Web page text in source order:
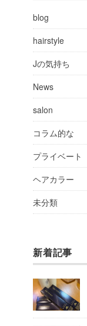
blog
hairstyle
Jの気持ち
News
salon
コラム的な
プライベート
ヘアカラー
未分類
新着記事